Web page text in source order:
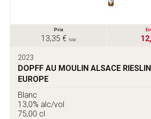
Prix
13,35 € tvac
2023
DOPFF AU MOULIN ALSACE
EUROPE
Blanc
13,0% alc/vol
75,00 cl